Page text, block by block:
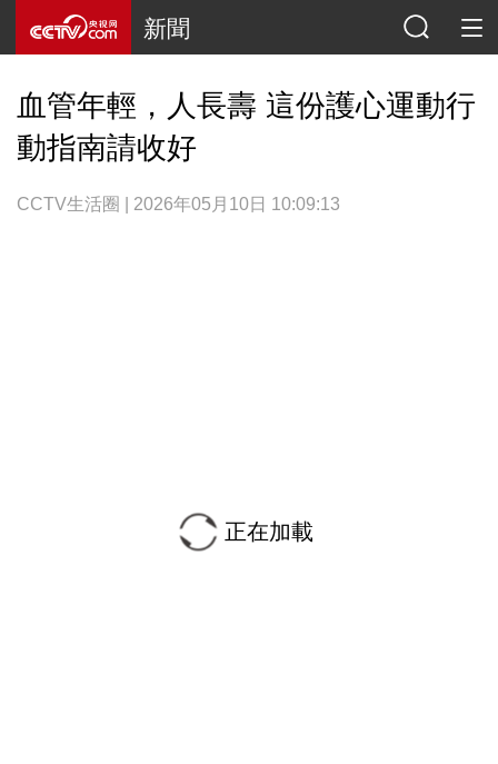
新聞
血管年輕，人長壽 這份護心運動行
動指南請收好
CCTV生活圈 | 2026年05月10日 10:09:13
正在加載